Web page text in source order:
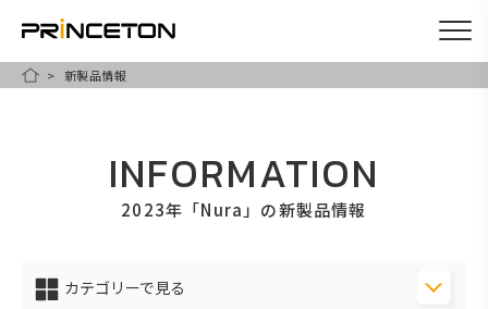
HOME新製品情報
INFORMATION
2023年「Nura」の新製品情報
カテゴリーで見る